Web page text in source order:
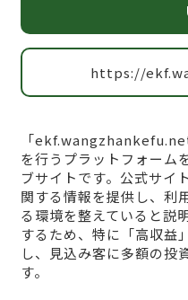
https://
「
を行うプラットフォーム
ブサイトです。公式サイ
関する情報を提供し、利
る環境を整えていると説
するため、特に「高収益
し、見込み客に多額の投
す。